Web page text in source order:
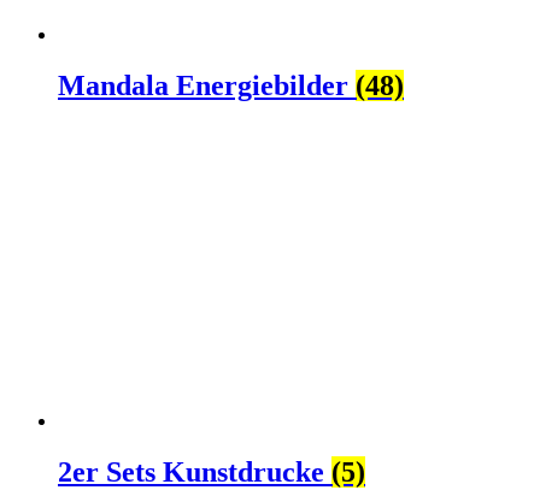
Mandala Energiebilder (48)
2er Sets Kunstdrucke (5)